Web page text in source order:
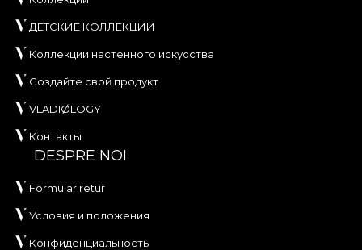
ДЕТСКИЕ КОЛЛЕКЦИИ
Коллекции настенного искусства
Создайте свой продукт
VLADIØLOGY
Контакты
DESPRE NOI
Formular retur
Условия и положения
Конфиденциальность